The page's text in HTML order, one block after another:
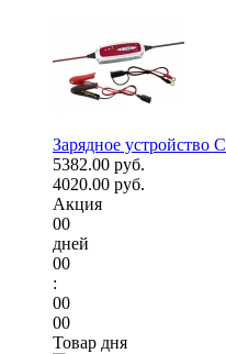
Зарядное устройство
5382.00 руб.
4020.00 руб.
Акция
00
дней
00
:
00
00
Товар дня